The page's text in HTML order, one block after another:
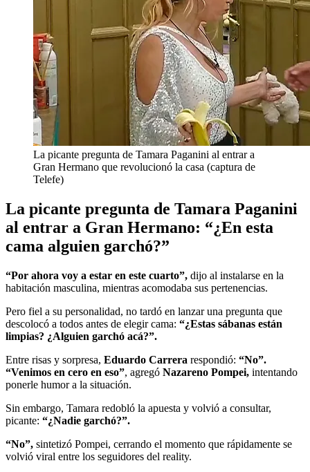
La picante pregunta de Tamara Paganini al entrar a
Gran Hermano que revolucionó la casa (captura de
Telefe)
La picante pregunta de Tamara Paganini
al entrar a Gran Hermano: “¿En esta
cama alguien garchó?”
“Por ahora voy a estar en este cuarto”, dijo al instalarse en la
habitación masculina, mientras acomodaba sus pertenencias.
Pero fiel a su personalidad, no tardó en lanzar una pregunta que
descolocó a todos antes de elegir cama: “¿Estas sábanas están
limpias? ¿Alguien garchó acá?”.
Entre risas y sorpresa, Eduardo Carrera respondió: “No”.
“Venimos en cero en eso”, agregó Nazareno Pompei, intentando
ponerle humor a la situación.
Sin embargo, Tamara redobló la apuesta y volvió a consultar,
picante: “¿Nadie garchó?”.
“No”, sintetizó Pompei, cerrando el momento que rápidamente se
volvió viral entre los seguidores del reality.